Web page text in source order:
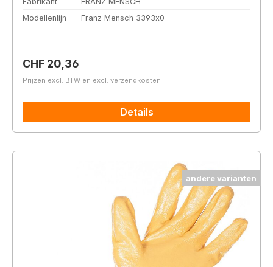
Modellenlijn
Franz Mensch 3393x0
Normale prijs:
CHF 20,36
Prijzen excl. BTW en excl. verzendkosten
Details
andere varianten